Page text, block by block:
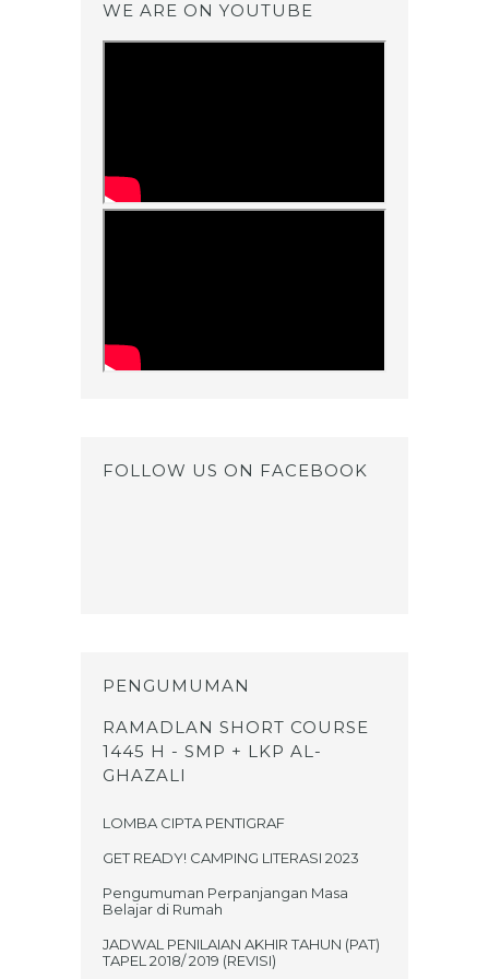
WE ARE ON YOUTUBE
FOLLOW US ON FACEBOOK
PENGUMUMAN
RAMADLAN SHORT COURSE
1445 H - SMP + LKP AL-
GHAZALI
LOMBA CIPTA PENTIGRAF
GET READY! CAMPING LITERASI 2023
Pengumuman Perpanjangan Masa
Belajar di Rumah
JADWAL PENILAIAN AKHIR TAHUN (PAT)
TAPEL 2018/ 2019 (REVISI)